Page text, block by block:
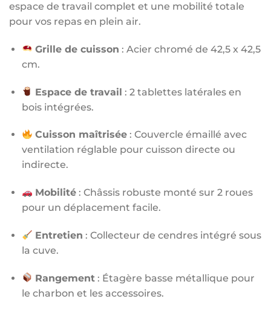
espace de travail complet et une mobilité totale
pour vos repas en plein air.
Grille de cuisson : Acier chromé de 42,5 x 42,5
cm.
Espace de travail : 2 tablettes latérales en
bois intégrées.
Cuisson maîtrisée : Couvercle émaillé avec
ventilation réglable pour cuisson directe ou
indirecte.
Mobilité : Châssis robuste monté sur 2 roues
pour un déplacement facile.
Entretien : Collecteur de cendres intégré sous
la cuve.
Rangement : Étagère basse métallique pour
le charbon et les accessoires.